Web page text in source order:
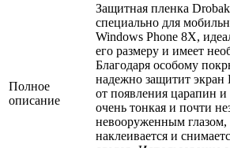
Полное
описание
Защитная пленка Drobak
специально для
Windows Phone 8X,
его размеру и имеет
Благодаря особому
надежно защитит экран
от появления царапин
очень тонкая и почти
невооруженным глазом,
наклеивается и